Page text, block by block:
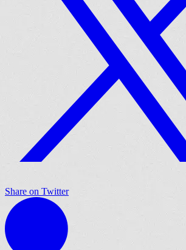
Share on Twitter